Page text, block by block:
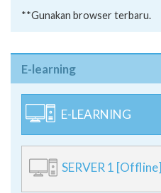
**Gunakan browser terbaru.
E-learning
E-LEARNING
SERVER 1 [Offline]